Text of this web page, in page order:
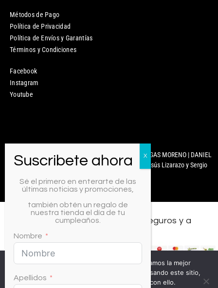
Métodos de Pago
Política de Privacidad
Política de Envíos y Garantías
Términos y Condiciones
Facebook
Instagram
Youtube
Mixcoco Colombia | Antonella Nails | MARYURY ARENGAS MORENO | DANIEL
CARABALLO | © 2025 Diseñado y Desarrollado por Jesús Lizarazo y Sergio
Todos los medios de pago, seguros y a
Sé el primero en enterarte de las
últimas noticias y promociones,
también obtén un regalo de
nuestra tienda el día de tu
cumpleaños.
Nombre
Apellidos
Usamos cookies para asegurar que te damos la mejor
experiencia en nuestra web. Si continúas usando este sitio,
asumiremos que estás de acuerdo con ello.